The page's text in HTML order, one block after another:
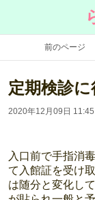
前のページ
定期検診に
2020年12月09日 11:45
入口前で手指消
て入館証を受け
は随分と変化し